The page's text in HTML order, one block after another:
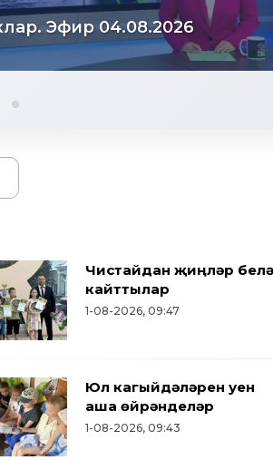
Эфир 03.08.2026
Чистайдан җиңүләр
кайттылар
1-08-2026, 09:47
Юл кагыйдәләрен уен
аша өйрәнделәр
1-08-2026, 09:43